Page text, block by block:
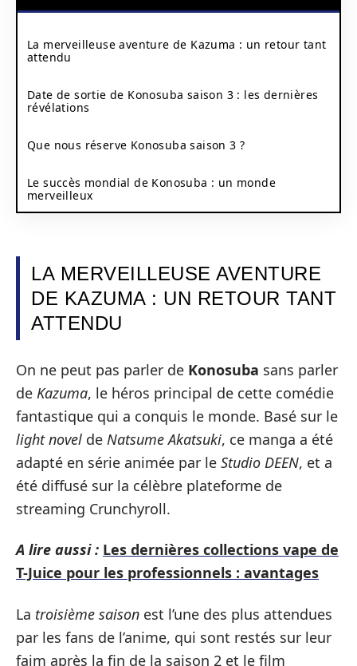
La merveilleuse aventure de Kazuma : un retour tant
attendu
Date de sortie de Konosuba saison 3 : les dernières
révélations
Que nous réserve Konosuba saison 3 ?
Le succès mondial de Konosuba : un monde
merveilleux
LA MERVEILLEUSE AVENTURE
DE KAZUMA : UN RETOUR TANT
ATTENDU
On ne peut pas parler de Konosuba sans parler
de Kazuma, le héros principal de cette comédie
fantastique qui a conquis le monde. Basé sur le
light novel de Natsume Akatsuki, ce manga a été
adapté en série animée par le Studio DEEN, et a
été diffusé sur la célèbre plateforme de
streaming Crunchyroll.
A lire aussi : Les dernières collections vape de
T-Juice pour les professionnels : avantages
La troisième saison est l’une des plus attendues
par les fans de l’anime, qui sont restés sur leur
faim après la fin de la saison 2 et le film